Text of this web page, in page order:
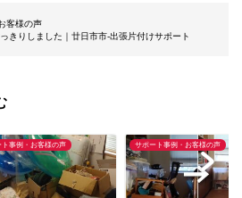
客様の声
きりしました｜廿日市市-出張片付けサポート
ト事例・お客様の声 サポート事例・お客様の声